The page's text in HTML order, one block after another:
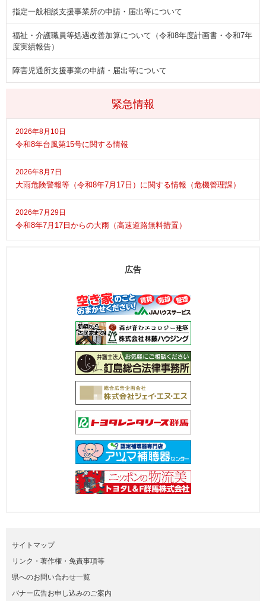
緊急情報
2026年8月10日
令和8年台風第15号に関する情報
2026年8月7日
大雨危険警報等（令和8年7月17日）に関する情報（危機管理課）
2026年7月29日
令和8年7月17日からの大雨（高速道路無料措置）
指定一般相談支援事業所の申請・届出等について
福祉・介護職員等処遇改善加算について（令和8年度計画書・令和7年
度実績報告）
障害児通所支援事業の申請・届出等について
広告
サイトマップ
リンク・著作権・免責事項等
県へのお問い合わせ一覧
バナー広告お申し込みのご案内